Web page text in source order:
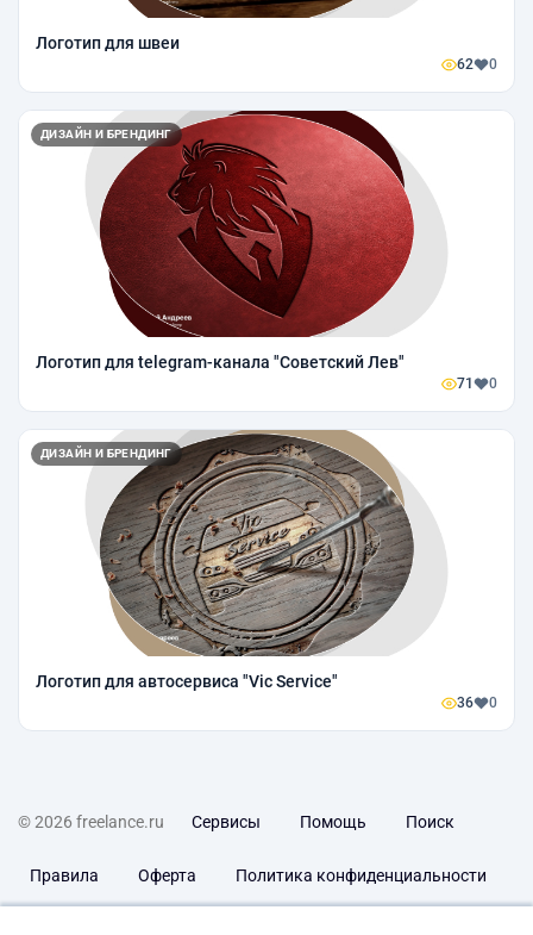
Логотип для швеи
62 0
ДИЗАЙН И БРЕНДИНГ
Логотип для telegram-канала "Советский Лев"
71 0
ДИЗАЙН И БРЕНДИНГ
Логотип для автосервиса "Vic Service"
36 0
© 2026 freelance.ru Сервисы Помощь Поиск
Правила Оферта Политика конфиденциальности